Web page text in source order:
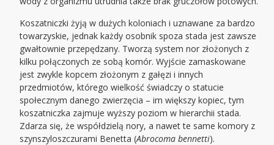
Koszatniczki żyją w dużych koloniach i uznawane za bardzo
towarzyskie, jednak każdy osobnik spoza stada jest zawsze
gwałtownie przepędzany. Tworzą system nor złożonych z
kilku połączonych ze sobą komór. Wyjście zamaskowane
jest zwykle kopcem złożonym z gałęzi i innych
przedmiotów, którego wielkość świadczy o statucie
społecznym danego zwierzęcia – im większy kopiec, tym
koszatniczka zajmuje wyższy poziom w hierarchii stada.
Zdarza się, że współdzielą nory, a nawet te same komory z
szynszyloszczurami Benetta (Abrocoma bennetti).